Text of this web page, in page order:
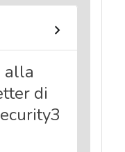
alla
di